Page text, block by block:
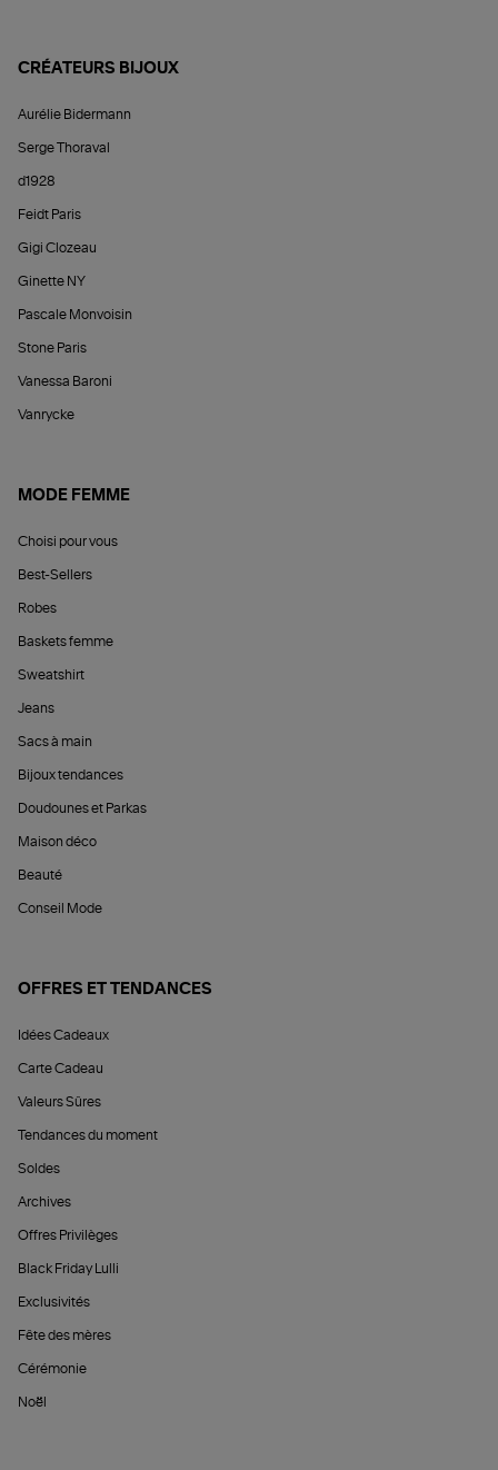
CRÉATEURS BIJOUX
Aurélie Bidermann
Serge Thoraval
d1928
Feidt Paris
Gigi Clozeau
Ginette NY
Pascale Monvoisin
Stone Paris
Vanessa Baroni
Vanrycke
MODE FEMME
Choisi pour vous
Best-Sellers
Robes
Baskets femme
Sweatshirt
Jeans
Sacs à main
Bijoux tendances
Doudounes et Parkas
Maison déco
Beauté
Conseil Mode
OFFRES ET TENDANCES
Idées Cadeaux
Carte Cadeau
Valeurs Sûres
Tendances du moment
Soldes
Archives
Offres Privilèges
Black Friday Lulli
Exclusivités
Fête des mères
Cérémonie
Noël